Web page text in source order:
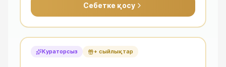
Себетке қосу
Кураторсыз + сыйлықтар